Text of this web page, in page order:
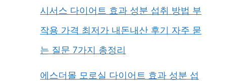
시서스 다이어트 효과 성분 섭취 방법 부
작용 가격 최저가 내돈내산 후기 자주 묻
는 질문 7가지 총정리
에스더몰 모로실 다이어트 효과 성분 섭